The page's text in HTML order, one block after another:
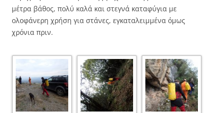
μέτρα βάθος, πολύ καλά και στεγνά καταφύγια με
ολοφάνερη χρήση για στάνες, εγκαταλειμμένα όμως
χρόνια πριν.